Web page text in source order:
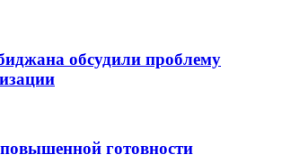
обсудили проблему
готовности